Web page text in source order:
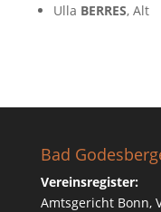
Ulla BERRES, Alt
Bad
Vereinsregister:
Amtsgericht Bonn,